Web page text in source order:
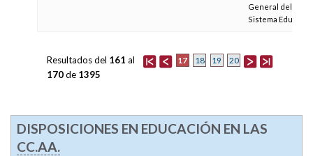
General del
Sistema
17 18 19 20
Resultados del 161 al
170de 1395
DISPOSICIONES EN EDUCACIÓN EN LAS
CC.AA.